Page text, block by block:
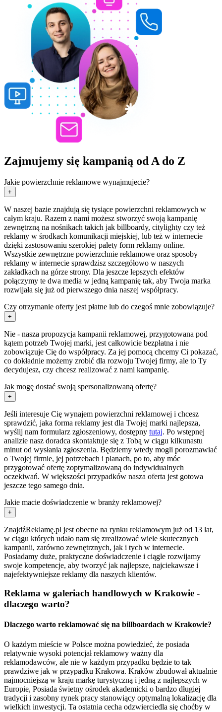
Zajmujemy się kampanią od A do Z
Jakie powierzchnie reklamowe wynajmujecie?
+
W naszej bazie znajdują się tysiące powierzchni reklamowych w
całym kraju. Razem z nami możesz stworzyć swoją kampanię
zewnętrzną na nośnikach takich jak billboardy, citylighty czy też
reklamy w środkach komunikacji miejskiej, lub też w internecie
dzięki zastosowaniu szerokiej palety form reklamy online.
Wszystkie zewnętrzne powierzchnie reklamowe oraz sposoby
reklamy w internecie sprawdzisz szczegółowo w naszych
zakładkach na górze strony. Dla jeszcze lepszych efektów
połączymy te dwa media w jedną kampanię tak, aby Twoja marka
rozwijała się już od pierwszego dnia naszej współpracy.
Czy otrzymanie oferty jest płatne lub do czegoś mnie zobowiązuje?
+
Nie - nasza propozycja kampanii reklamowej, przygotowana pod
kątem potrzeb Twojej marki, jest całkowicie bezpłatna i nie
zobowiązuje Cię do współpracy. Za jej pomocą chcemy Ci pokazać,
co dokładnie możemy zrobić dla rozwoju Twojej firmy, ale to Ty
decydujesz, czy chcesz realizować z nami kampanię.
Jak mogę dostać swoją spersonalizowaną ofertę?
+
Jeśli interesuje Cię wynajem powierzchni reklamowej i chcesz
sprawdzić, jaka forma reklamy jest dla Twojej marki najlepsza,
wyślij nam formularz zgłoszeniowy, dostępny tutaj. Po wstępnej
analizie nasz doradca skontaktuje się z Tobą w ciągu kilkunastu
minut od wysłania zgłoszenia. Będziemy wtedy mogli porozmawiać
o Twojej firmie, jej potrzebach i planach, po to, aby móc
przygotować ofertę zoptymalizowaną do indywidualnych
oczekiwań. W większości przypadków nasza oferta jest gotowa
jeszcze tego samego dnia.
Jakie macie doświadczenie w branży reklamowej?
+
ZnajdźReklamę.pl jest obecne na rynku reklamowym już od 13 lat,
w ciągu których udało nam się zrealizować wiele skutecznych
kampanii, zarówno zewnętrznych, jak i tych w internecie.
Posiadamy duże, praktyczne doświadczenie i ciągle rozwijamy
swoje kompetencje, aby tworzyć jak najlepsze, najciekawsze i
najefektywniejsze reklamy dla naszych klientów.
Reklama w galeriach handlowych w Krakowie -
dlaczego warto?
Dlaczego warto reklamować się na billboardach w Krakowie?
O każdym mieście w Polsce można powiedzieć, że posiada
relatywnie wysoki potencjał reklamowy ważny dla
reklamodawców, ale nie w każdym przypadku będzie to tak
prawdziwe jak w przypadku Krakowa. Kraków zbudował aktualnie
najmocniejszą w kraju markę turystyczną i jedną z najlepszych w
Europie, Posiada świetny ośrodek akademicki o bardzo długiej
tradycji i zasobny rynek pracy stanowiący optymalną lokalizację dla
wielkich inwestycji. Ta ostatnia cecha odzwierciedla się choćby w